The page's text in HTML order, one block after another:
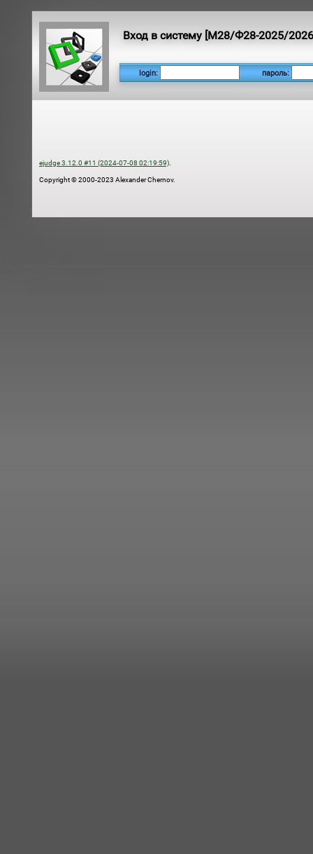
Вход в систему [М28/Ф28-2025/
login: пароль:
ejudge 3.12.0 #11 (2024-07-08 02:19:59)
Copyright © 2000-2023 Alexander Chernov.